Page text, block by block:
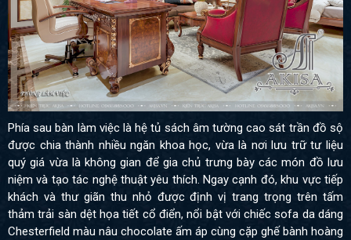
Phía sau bàn làm việc là hệ tủ sách âm tường cao sát trần đồ sộ
được chia thành nhiều ngăn khoa học, vừa là nơi lưu trữ tư liệu
quý giá vừa là không gian để gia chủ trưng bày các món đồ lưu
niệm và tạo tác nghệ thuật yêu thích. Ngay cạnh đó, khu vực tiếp
khách và thư giãn thu nhỏ được định vị trang trọng trên tấm
thảm trải sàn dệt họa tiết cổ điển, nổi bật với chiếc sofa da dáng
Chesterfield màu nâu chocolate ấm áp cùng cặp ghế bành hoàng